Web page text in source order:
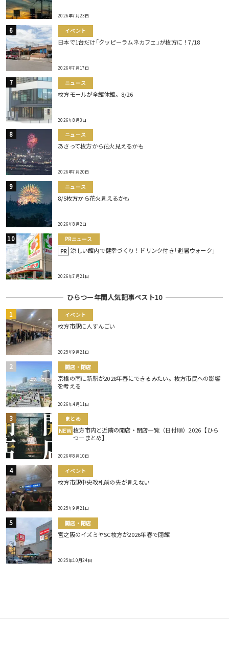
2026年7月23日
イベント
日本で1台だけ｢クッピーラムネカフェ｣が枚方に！7/18
2026年7月17日
ニュース
枚方モールが全館休館。8/26
2026年8月3日
ニュース
あさって枚方から花火見えるかも
2026年7月20日
ニュース
8/5枚方から花火見えるかも
2026年8月2日
PRニュース
PR 涼しい館内で健幸づくり！ドリンク付き｢避暑ウォーク｣
2026年7月21日
ひらつー年間人気記事ベスト10
イベント
枚方市駅に人すんごい
2025年9月21日
開店・閉店
京橋の南に新駅が2028年春にできるみたい。枚方市民への影響
を考える
2026年4月11日
まとめ
NEW 枚方市内と近隣の開店・閉店一覧（日付順）2026【ひら
つーまとめ】
2026年8月10日
イベント
枚方市駅中央改札前の先が見えない
2025年9月21日
開店・閉店
宮之阪のイズミヤSC枚方が2026年春で閉館
2025年10月24日